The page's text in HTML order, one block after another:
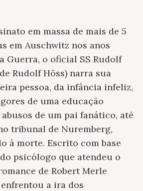
em massa de mais de 5
em Auschwitz nos anos
Guerra, o oficial SS Rudolf
Rudolf Höss) narra sua
pessoa, da infância infeliz,
de uma educação
de um pai fanático, até
tribunal de Nuremberg,
à morte. Escrito com base
psicólogo que atendeu o
de Robert Merle
a ira dos